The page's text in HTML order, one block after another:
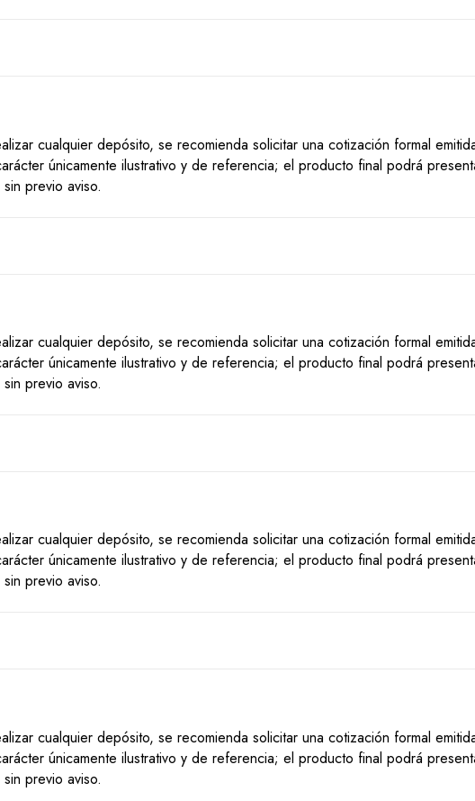
cualquier depósito, se recomienda solicitar una cotización formal
únicamente ilustrativo y de referencia; el producto final podrá
previo aviso.
cualquier depósito, se recomienda solicitar una cotización formal
únicamente ilustrativo y de referencia; el producto final podrá
previo aviso.
cualquier depósito, se recomienda solicitar una cotización formal
únicamente ilustrativo y de referencia; el producto final podrá
previo aviso.
cualquier depósito, se recomienda solicitar una cotización formal
únicamente ilustrativo y de referencia; el producto final podrá
previo aviso.